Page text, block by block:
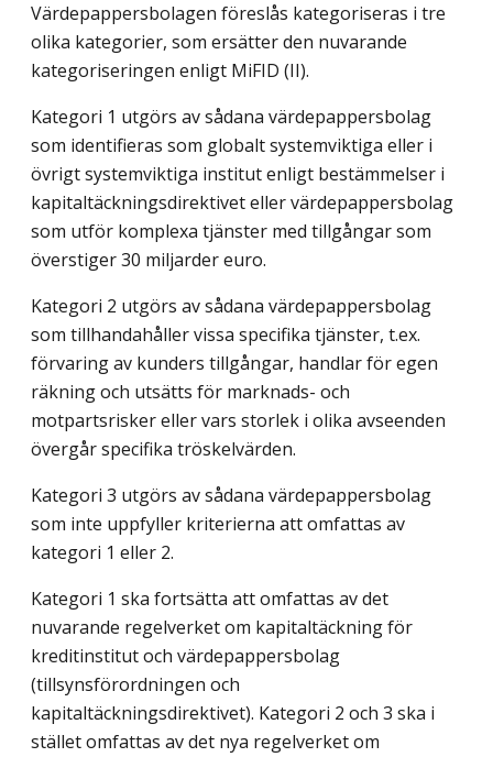
Värdepappersbolagen föreslås kategoriseras i tre
olika kategorier, som ersätter den nuvarande
kategoriseringen enligt MiFID (II).
Kategori 1 utgörs av sådana värdepappersbolag
som identifieras som globalt systemviktiga eller i
övrigt systemviktiga institut enligt bestämmelser i
kapitaltäckningsdirektivet eller värdepappersbolag
som utför komplexa tjänster med tillgångar som
överstiger 30 miljarder euro.
Kategori 2 utgörs av sådana värdepappersbolag
som tillhandahåller vissa specifika tjänster, t.ex.
förvaring av kunders tillgångar, handlar för egen
räkning och utsätts för marknads- och
motpartsrisker eller vars storlek i olika avseenden
övergår specifika tröskelvärden.
Kategori 3 utgörs av sådana värdepappersbolag
som inte uppfyller kriterierna att omfattas av
kategori 1 eller 2.
Kategori 1 ska fortsätta att omfattas av det
nuvarande regelverket om kapitaltäckning för
kreditinstitut och värdepappersbolag
(tillsynsförordningen och
kapitaltäckningsdirektivet). Kategori 2 och 3 ska i
stället omfattas av det nya regelverket om